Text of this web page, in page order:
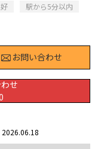
駅から5分以内
お問い合わせ
せ
2026.06.18